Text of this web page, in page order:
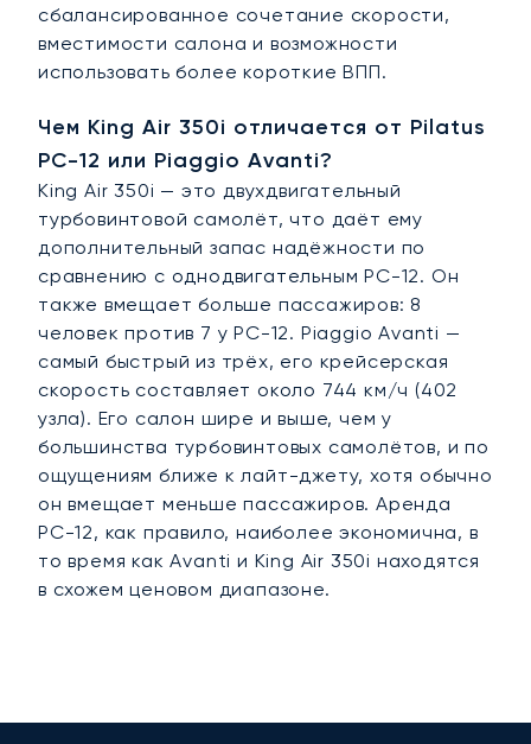
сбалансированное сочетание скорости,
вместимости салона и возможности
использовать более короткие ВПП.
Чем King Air 350i отличается от Pilatus
PC-12 или Piaggio Avanti?
King Air 350i — это двухдвигательный
турбовинтовой самолёт, что даёт ему
дополнительный запас надёжности по
сравнению с однодвигательным PC-12. Он
также вмещает больше пассажиров: 8
человек против 7 у PC-12. Piaggio Avanti —
самый быстрый из трёх, его крейсерская
скорость составляет около 744 км/ч (402
узла). Его салон шире и выше, чем у
большинства турбовинтовых самолётов, и по
ощущениям ближе к лайт-джету, хотя обычно
он вмещает меньше пассажиров. Аренда
PC-12, как правило, наиболее экономична, в
то время как Avanti и King Air 350i находятся
в схожем ценовом диапазоне.